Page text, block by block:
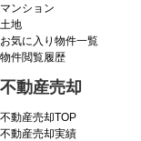
マンション
土地
お気に入り物件一覧
物件閲覧履歴
不動産売却
不動産売却TOP
不動産売却実績